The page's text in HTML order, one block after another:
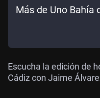
Más de Uno Bahía
Escucha la edición de
Cádiz con Jaime